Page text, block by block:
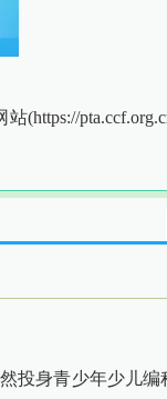
(https://
投身青少年少儿编